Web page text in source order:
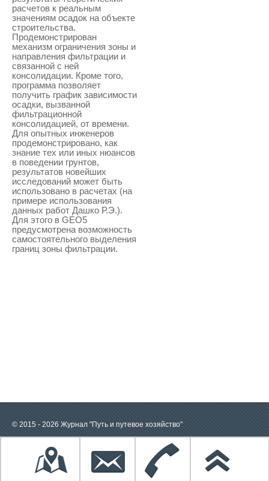
расчетов к реальным
значениям осадок на объекте
строительства.
Продемонстрирован
механизм ограничения зоны и
направления фильтрации и
связанной с ней
консолидации. Кроме того,
программа позволяет
получить график зависимости
осадки, вызванной
фильтрационной
консолидацией, от времени.
Для опытных инженеров
продемонстрировано, как
знание тех или иных нюансов
в поведении грунтов,
результатов новейших
исследований может быть
использовано в расчетах (на
примере использования
данных работ Дашко Р.Э.).
Для этого в GEO5
предусмотрена возможность
самостоятельного выделения
границ зоны фильтрации.
© 2015 - 2026 Журнал "Путь и путевое хозяйство"